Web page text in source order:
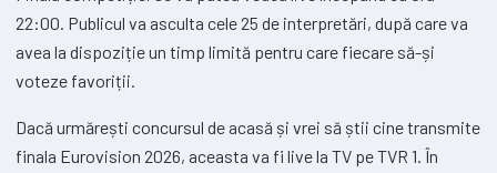
22:00. Publicul va asculta cele 25 de interpretări, după care va
avea la dispoziție un timp limită pentru care fiecare să-și
voteze favoriții.
Dacă urmărești concursul de acasă și vrei să știi cine transmite
finala Eurovision 2026, aceasta va fi live la TV pe TVR 1. În